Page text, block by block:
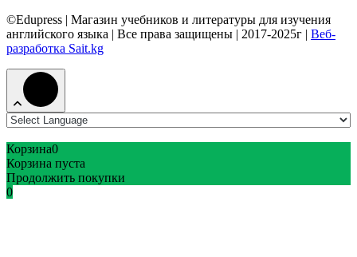
©Edupress | Магазин учебников и литературы для изучения
английского языка | Все права защищены | 2017-2025г | Веб-
разработка Sait.kg
Корзина0
Корзина пуста
Продолжить покупки
0